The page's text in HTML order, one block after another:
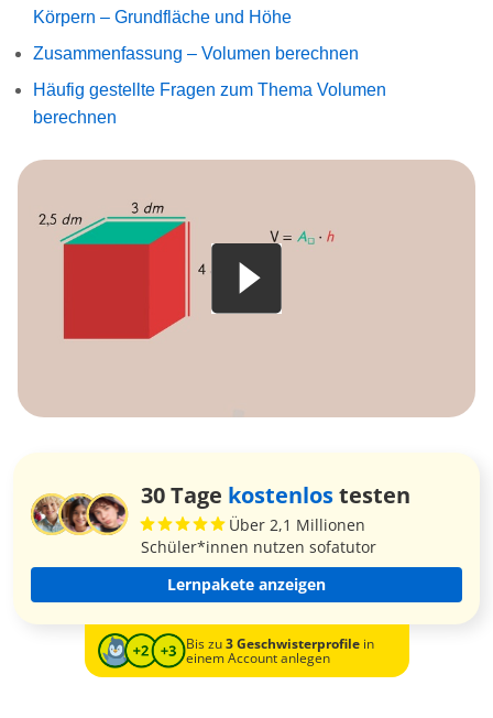
Körpern – Grundfläche und Höhe
Zusammenfassung – Volumen berechnen
Häufig gestellte Fragen zum Thema Volumen
berechnen
30 Tage kostenlostesten
Über 2,1 Millionen
Schüler*innen nutzen sofatutor
Lernpakete anzeigen
Bis zu3 Geschwisterprofilein
einem Account anlegen